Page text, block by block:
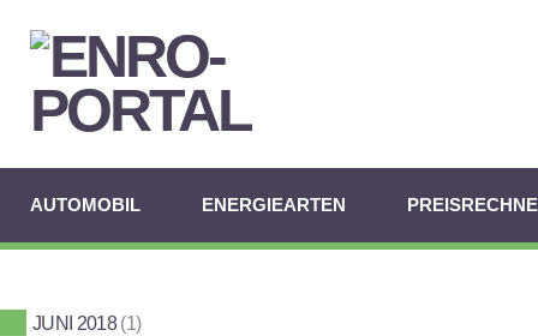
AUTOMOBIL ENERGIEARTEN
JUNI 2018 1